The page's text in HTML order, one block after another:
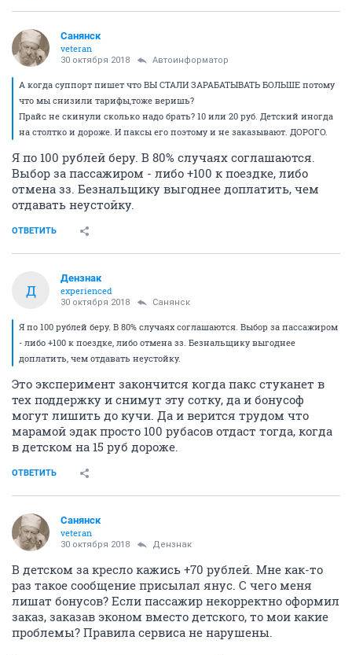
Санянск
veteran
30 октября 2018 Автоинформатор
А когда суппорт пишет что ВЫ СТАЛИ ЗАРАБАТЫВАТЬ БОЛЬШЕ потому
что мы снизили тарифы,тоже веришь?
Прайс не скинули сколько надо брать? 10 или 20 руб. Детский иногда
на столтко и дороже. И паксы его поэтому и не заказывают. ДОРОГО.
Я по 100 рублей беру. В 80% случаях соглашаются.
Выбор за пассажиром - либо +100 к поездке, либо
отмена зз. Безнальщику выгоднее доплатить, чем
отдавать неустойку.
ОТВЕТИТЬ
Д
Дензнак
experienced
30 октября 2018 Санянск
Я по 100 рублей беру. В 80% случаях соглашаются. Выбор за пассажиром
- либо +100 к поездке, либо отмена зз. Безнальщику выгоднее
доплатить, чем отдавать неустойку.
Это эксперимент закончится когда пакс стуканет в
тех поддержку и снимут эту сотку, да и бонусоф
могут лишить до кучи. Да и верится трудом что
марамой эдак просто 100 рубасов отдаст тогда, когда
в детском на 15 руб дороже.
ОТВЕТИТЬ
Санянск
veteran
30 октября 2018 Дензнак
В детском за кресло кажись +70 рублей. Мне как-то
раз такое сообщение присылал янус. С чего меня
лишат бонусов? Если пассажир некорректно оформил
заказ, заказав эконом вместо детского, то мои какие
проблемы? Правила сервиса не нарушены.